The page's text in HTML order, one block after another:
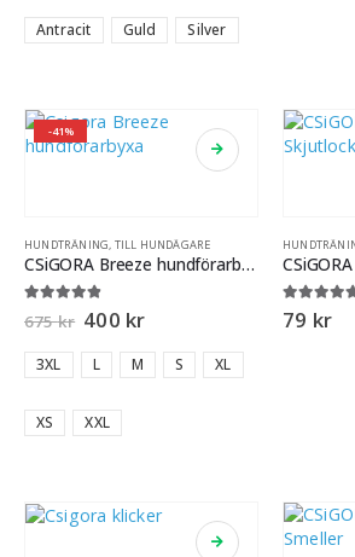
Antracit Guld Silver
-41%
HUNDTRÄNING, TILL HUNDÄGARE
CSiGORA Breeze hundförarbyxa
out of 5
675kr 400 kr
3XL L M S XL
XS XXL
5.00 out
79 kr